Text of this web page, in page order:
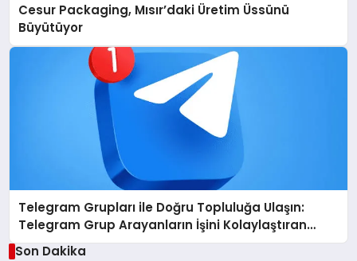
Cesur Packaging, Mısır’daki Üretim Üssünü
Büyütüyor
Telegram Grupları ile Doğru Topluluğa Ulaşın:
Telegram Grup Arayanların İşini Kolaylaştıran
Çözüm
Son Dakika